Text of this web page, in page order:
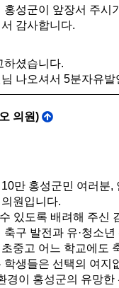
홍성군이 앞장서 주시
감사합니다.
하셨습니다.
나오셔서 5분자유
의원)
만 홍성군민 여러분,
원입니다.
있도록 배려해 주신
구 발전과 유·청소
중고 어느 학교에도
학생들은 선택의 여지
경이 홍성군의 유망